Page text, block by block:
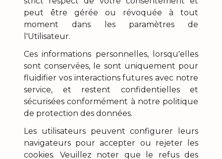
peut être gérée ou révoquée à tout
moment dans les paramètres de
l'Utilisateur.
Ces informations personnelles, lorsqu'elles
sont conservées, le sont uniquement pour
fluidifier vos interactions futures avec notre
service, et restent confidentielles et
sécurisées conformément à notre politique
de protection des données.
Les utilisateurs peuvent configurer leurs
navigateurs pour accepter ou rejeter les
cookies. Veuillez noter que le refus des